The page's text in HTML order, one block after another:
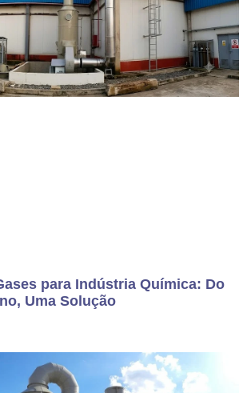
para Indústria Química: Do
Uma Solução